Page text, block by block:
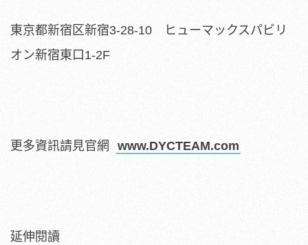
東京都新宿区新宿3-28-10 ヒューマックスパビリ
オン新宿東口1-2F
更多資訊請見官網 www.DYCTEAM.com
延伸閱讀